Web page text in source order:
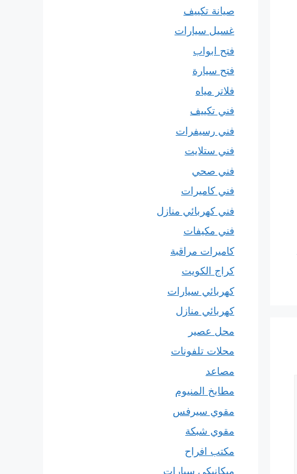
صيانة تكييف
غسيل سيارات
فتح ابواب
فتح سيارة
فلاتر مياه
فني تكييف
فني رسيفرات
فني ستلايت
فني صحي
فني كاميرات
فني كهربائي منازل
فني مكيفات
كاميرات مراقبة
كراج الكويت
كهربائي سيارات
كهربائي منازل
محل عصير
محلات تلفونات
مصاعد
مطابخ المنيوم
مقوي سيرفس
مقوي شبكة
مكتب افراح
ميكانيكي سيارات